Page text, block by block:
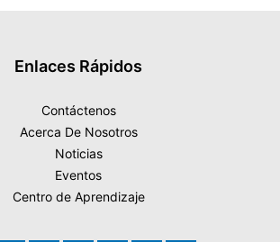
Enlaces Rápidos
Contáctenos
Acerca De Nosotros
Noticias
Eventos
Centro de Aprendizaje